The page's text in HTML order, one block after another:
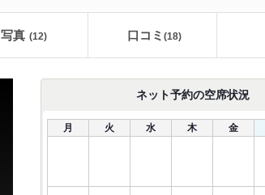
写真 (12) 口コミ (18)
ネット予約の空席状況
月 火 水 木 金